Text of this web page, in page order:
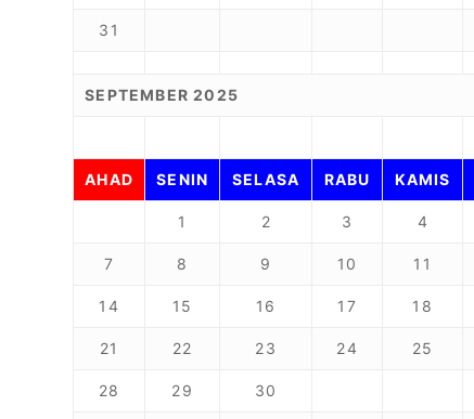
31
SEPTEMBER 2025
AHAD SENIN SELASA RABU KAMIS
1 2 3 4
7 8 9 10 11
14 15 16 17 18
21 22 23 24 25
28 29 30